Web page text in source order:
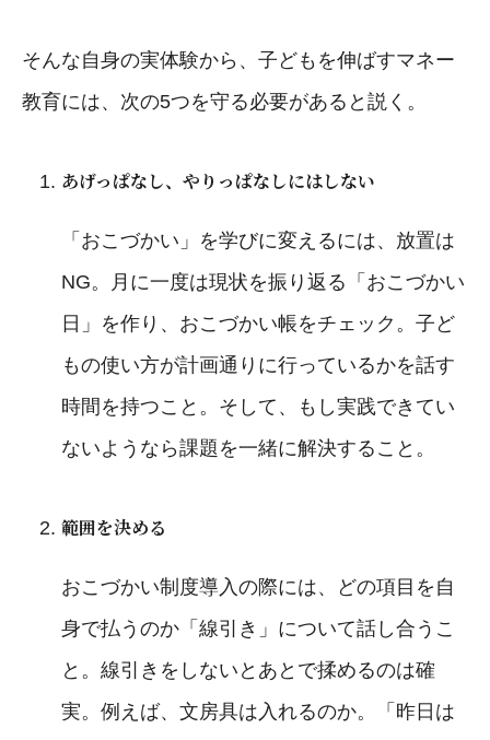
そんな自身の実体験から、子どもを伸ばすマネー
教育には、次の5つを守る必要があると説く。
あげっぱなし、やりっぱなしにはしない
「おこづかい」を学びに変えるには、放置は
NG。月に一度は現状を振り返る「おこづかい
日」を作り、おこづかい帳をチェック。子ど
もの使い方が計画通りに行っているかを話す
時間を持つこと。そして、もし実践できてい
ないようなら課題を一緒に解決すること。
範囲を決める
おこづかい制度導入の際には、どの項目を自
身で払うのか「線引き」について話し合うこ
と。線引きをしないとあとで揉めるのは確
実。例えば、文房具は入れるのか。「昨日は